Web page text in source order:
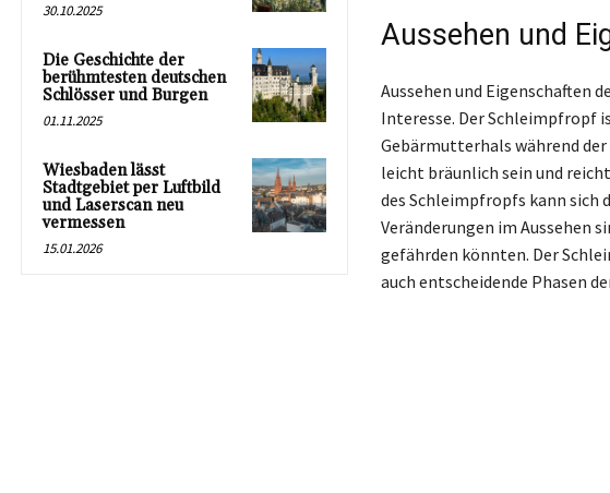
30.10.2025
Die Geschichte der
berühmtesten deutschen
Schlösser und Burgen
01.11.2025
Wiesbaden lässt
Stadtgebiet per Luftbild
und Laserscan neu
vermessen
15.01.2026
Aussehen und
Aussehen und Eigenschaften
Interesse. Der Schleimpfropf
Gebärmutterhals während
leicht bräunlich sein und
des Schleimpfropfs kann sich
Veränderungen im Aussehen
gefährden könnten. Der
auch entscheidende Phasen